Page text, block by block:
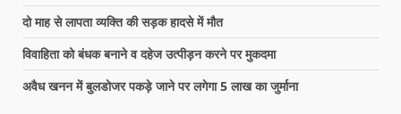
दो माह से लापता व्यक्ति की सड़क हादसे में मौत
विवाहिता को बंधक बनाने व दहेज उत्पीड़न करने पर मुकदमा
अवैध खनन में बुलडोजर पकड़े जाने पर लगेगा 5 लाख का जुर्माना